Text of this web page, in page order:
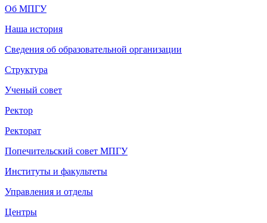
Об МПГУ
Наша история
Сведения об образовательной организации
Структура
Ученый совет
Ректор
Ректорат
Попечительский совет МПГУ
Институты и факультеты
Управления и отделы
Центры